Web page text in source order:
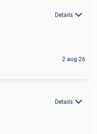
Details
2 aug 26
Details